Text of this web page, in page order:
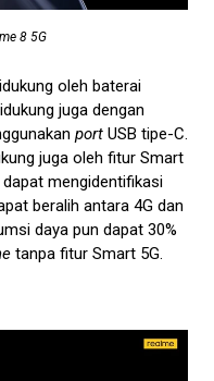
8 5G
oleh baterai
juga dengan
port USB tipe-C.
juga oleh fitur Smart
mengidentifikasi
beralih antara 4G dan
daya pun dapat 30%
tanpa fitur Smart 5G.